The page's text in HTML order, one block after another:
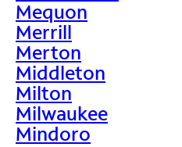
Mequon
Merrill
Merton
Middleton
Milton
Milwaukee
Mindoro